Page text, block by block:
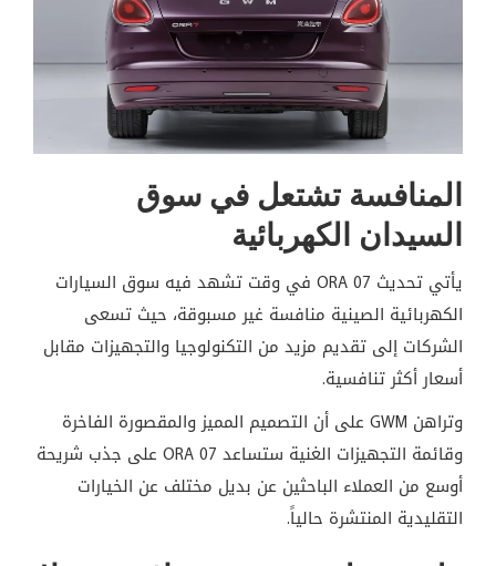
المنافسة تشتعل في سوق
السيدان الكهربائية
يأتي تحديث ORA 07 في وقت تشهد فيه سوق السيارات
الكهربائية الصينية منافسة غير مسبوقة، حيث تسعى
الشركات إلى تقديم مزيد من التكنولوجيا والتجهيزات مقابل
أسعار أكثر تنافسية.
وتراهن GWM على أن التصميم المميز والمقصورة الفاخرة
وقائمة التجهيزات الغنية ستساعد ORA 07 على جذب شريحة
أوسع من العملاء الباحثين عن بديل مختلف عن الخيارات
التقليدية المنتشرة حالياً.